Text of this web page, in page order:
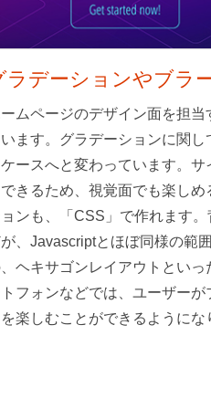
ラデーションやブラ
ムページのデザイン面を担
ます。グラデーションに関
ケースへと変わっています。
できるため、視覚面でも楽し
ョンも、「CSS」で作れます
が、Javascriptとほぼ同様の範
ヘキサゴンレイアウトとい
フォンなどでは、ユーザー
を楽しむことができるようにな